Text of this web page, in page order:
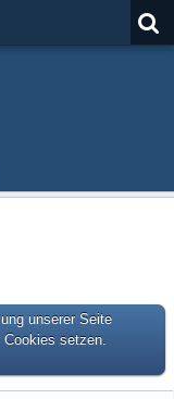
unserer Seite
setzen.